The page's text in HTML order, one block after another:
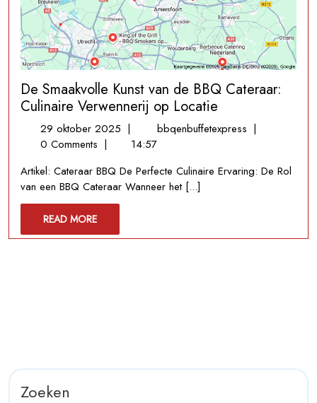
De Smaakvolle Kunst van de BBQ Cateraar:
Culinaire Verwennerij op Locatie
29 oktober 2025 29
oktober
| bbqenbuffetexpress De
van
Culinaire
|
0 Comments |
14:57
Artikel: Cateraar BBQ De Perfecte Culinaire Ervaring: De Rol
van een BBQ Cateraar Wanneer het [...]
READ MOREREAD
MORE
Zoeken